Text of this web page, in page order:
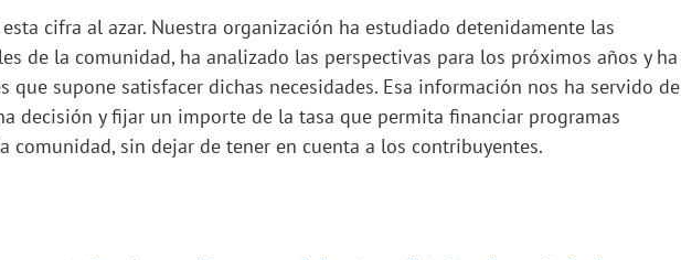
cifra al azar. Nuestra organización ha estudiado detenidamente las
de la comunidad, ha analizado las perspectivas para los próximos años y ha
que supone satisfacer dichas necesidades. Esa información nos ha servido de
decisión y fijar un importe de la tasa que permita financiar programas
comunidad, sin dejar de tener en cuenta a los contribuyentes.